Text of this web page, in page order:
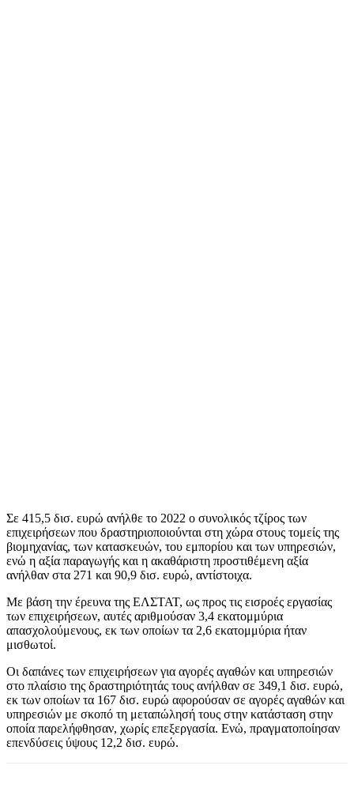
Σε 415,5 δισ. ευρώ ανήλθε το 2022 ο συνολικός τζίρος των
επιχειρήσεων που δραστηριοποιούνται στη χώρα στους τομείς της
βιομηχανίας, των κατασκευών, του εμπορίου και των υπηρεσιών,
ενώ η αξία παραγωγής και η ακαθάριστη προστιθέμενη αξία
ανήλθαν στα 271 και 90,9 δισ. ευρώ, αντίστοιχα.
Με βάση την έρευνα της ΕΛΣΤΑΤ, ως προς τις εισροές εργασίας
των επιχειρήσεων, αυτές αριθμούσαν 3,4 εκατομμύρια
απασχολούμενους, εκ των οποίων τα 2,6 εκατομμύρια ήταν
μισθωτοί.
Οι δαπάνες των επιχειρήσεων για αγορές αγαθών και υπηρεσιών
στο πλαίσιο της δραστηριότητάς τους ανήλθαν σε 349,1 δισ. ευρώ,
εκ των οποίων τα 167 δισ. ευρώ αφορούσαν σε αγορές αγαθών και
υπηρεσιών με σκοπό τη μεταπώλησή τους στην κατάσταση στην
οποία παρελήφθησαν, χωρίς επεξεργασία. Ενώ, πραγματοποίησαν
επενδύσεις ύψους 12,2 δισ. ευρώ.